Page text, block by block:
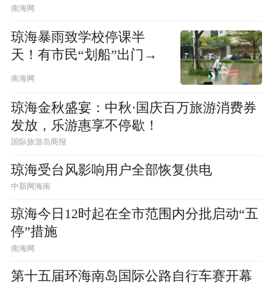
南海网
琼海暴雨致学校停课半
天！有市民“划船”出门→
南海网
琼海金秋盛宴：中秋·国庆百万旅游消费券
发放，乐游惠享不停歇！
国际旅游岛商报
琼海受台风影响用户全部恢复供电
中新网海南
琼海今日12时起在全市范围内分批启动“五
停”措施
南海网
第十五届环海南岛国际公路自行车赛开幕